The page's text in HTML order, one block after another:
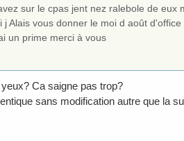
sur le cpas jent nez ralebole de eux
j Alais vous donner le moi d août
un prime merci à vous
Ca saigne pas trop?
sans modification autre que la